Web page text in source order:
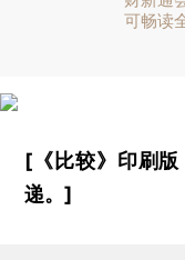
可畅读
[《比较》印刷版
递。]